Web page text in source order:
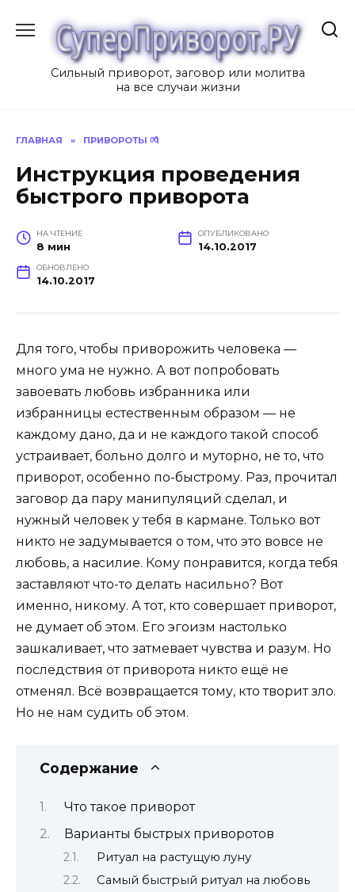
содержанию
Сильный приворот, заговор или молитва
на все случаи жизни
ГЛАВНАЯ » ПРИВОРОТЫ 💏
Инструкция проведения
быстрого приворота
НА ЧТЕНИЕ
8 мин
ОПУБЛИКОВАНО
14.10.2017
ОБНОВЛЕНО
14.10.2017
Для того, чтобы приворожить человека —
много ума не нужно. А вот попробовать
завоевать любовь избранника или
избранницы естественным образом — не
каждому дано, да и не каждого такой способ
устраивает, больно долго и муторно, не то, что
приворот, особенно по-быстрому. Раз, прочитал
заговор да пару манипуляций сделал, и
нужный человек у тебя в кармане. Только вот
никто не задумывается о том, что это вовсе не
любовь, а насилие. Кому понравится, когда тебя
заставляют что-то делать насильно? Вот
именно, никому. А тот, кто совершает приворот,
не думает об этом. Его эгоизм настолько
зашкаливает, что затмевает чувства и разум. Но
последствия от приворота никто ещё не
отменял. Всё возвращается тому, кто творит зло.
Но не нам судить об этом.
Содержание
Что такое приворот
Варианты быстрых приворотов
Ритуал на растущую луну
Самый быстрый ритуал на любовь